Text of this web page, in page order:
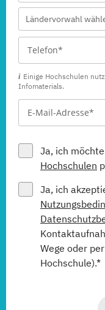
(Berufsbegleitendes
Medienmanagement
Medienpsychologie
Global Brands
(Berufsbegleitendes
Mgmt. mit
E-Commerce
(Berufsbegleitendes
Mgmt. mit
Ländervorwahl
Einige Hochschulen
Infomaterials.
Ja, ich
Hochschulen
Ja, ich
Wege oder
Hochschule).*